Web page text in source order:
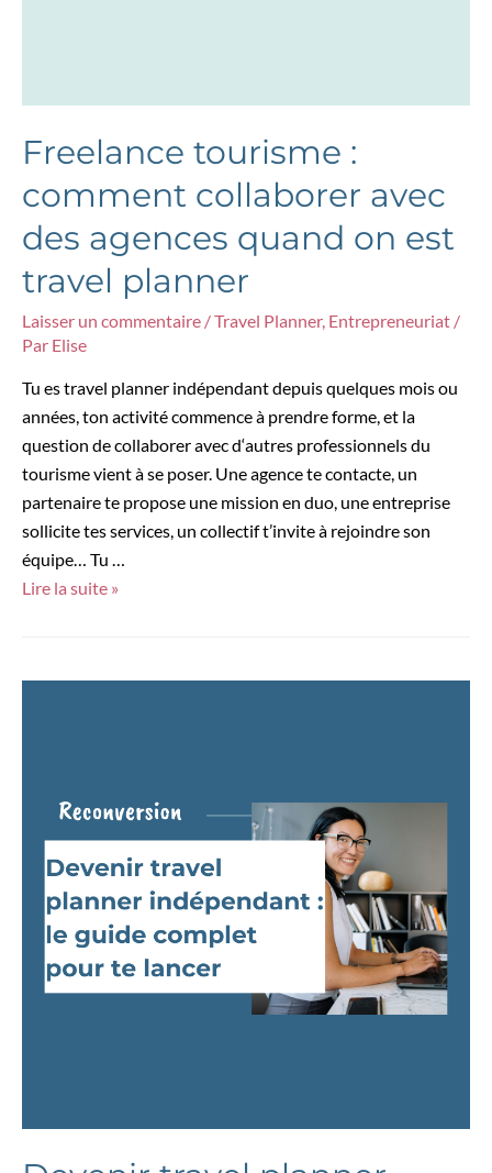
Freelance tourisme :
comment collaborer avec
des agences quand on est
travel planner
Laisser un commentaire /Travel Planner, Entrepreneuriat /
Par Elise
Tu es travel planner indépendant depuis quelques mois ou
années, ton activité commence à prendre forme, et la
question de collaborer avec d‘autres professionnels du
tourisme vient à se poser. Une agence te contacte, un
partenaire te propose une mission en duo, une entreprise
sollicite tes services, un collectif t’invite à rejoindre son
équipe… Tu …
Freelance
quand
travel
planner
Lire la suite »